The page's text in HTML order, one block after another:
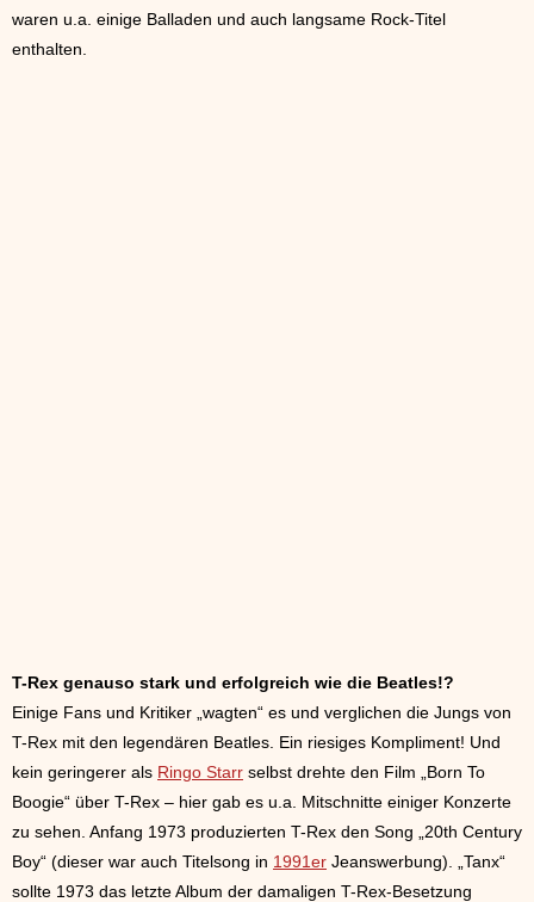
waren u.a. einige Balladen und auch langsame Rock-Titel
enthalten.
T-Rex genauso stark und erfolgreich wie die Beatles!?
Einige Fans und Kritiker „wagten“ es und verglichen die Jungs von
T-Rex mit den legendären Beatles. Ein riesiges Kompliment! Und
kein geringerer als Ringo Starr selbst drehte den Film „Born To
Boogie“ über T-Rex – hier gab es u.a. Mitschnitte einiger Konzerte
zu sehen. Anfang 1973 produzierten T-Rex den Song „20th Century
Boy“ (dieser war auch Titelsong in 1991er Jeanswerbung). „Tanx“
sollte 1973 das letzte Album der damaligen T-Rex-Besetzung